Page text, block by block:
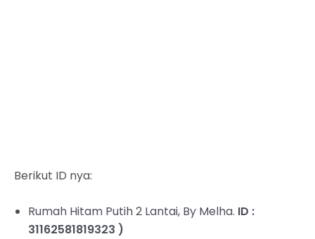
Berikut ID nya:
Rumah Hitam Putih 2 Lantai, By Melha. ID :
31162581819323 )